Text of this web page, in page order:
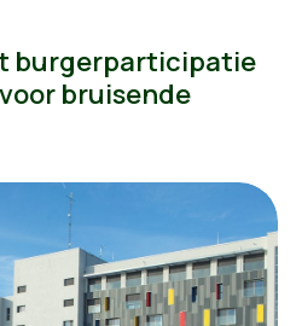
burgerparticipatie
bruisende